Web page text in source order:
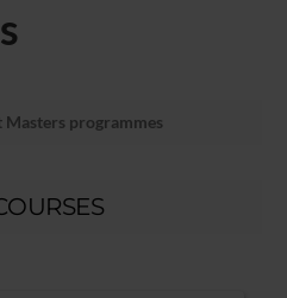
Masters programmes